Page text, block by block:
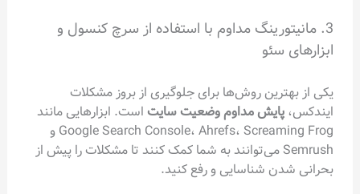
3. مانیتورینگ مداوم با استفاده از سرچ کنسول و
ابزارهای سئو
یکی از بهترین روش‌ها برای جلوگیری از بروز مشکلات
ایندکس، پایش مداوم وضعیت سایت است. ابزارهایی مانند
Google Search Console، Ahrefs، Screaming Frog و
Semrush می‌توانند به شما کمک کنند تا مشکلات را پیش از
بحرانی شدن شناسایی و رفع کنید.